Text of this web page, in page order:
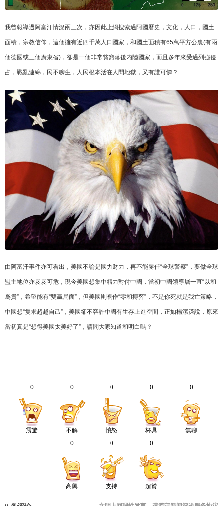
我曾報導過阿富汗情況兩三次，亦因此上網搜索過阿國曆史，文化，人口，國土
面積，宗教信仰，這個擁有近四千萬人口國家，和國土面積有65萬平方公裏(有兩
個德國或三個廣東省)，卻是一個非常貧窮落後内陸國家，而且多年來受過列強侵
占，戰亂連綿，民不聊生，人民根本活在人間地獄，又有誰可憐？
由阿富汗事件亦可看出，美國不論是國力财力，再不能勝任“全球警察”，要做全球
盟主地位亦岌岌可危，現今美國想集中精力對付中國，當初中國領導層一直“以和
爲貴”，希望能有“雙赢局面”，但美國則視作“零和搏弈”，不是你死就是我亡策略，
中國想“隻求超越自己”，美國卻不容許中國有生存上進空間，正如楊潔箎說，原來
當初真是“想得美國太美好了”，請問大家知道和明白嗎？
0
震驚
0
不解
0
憤怒
0
杯具
0
無聊
0
高興
0
支持
0
超贊